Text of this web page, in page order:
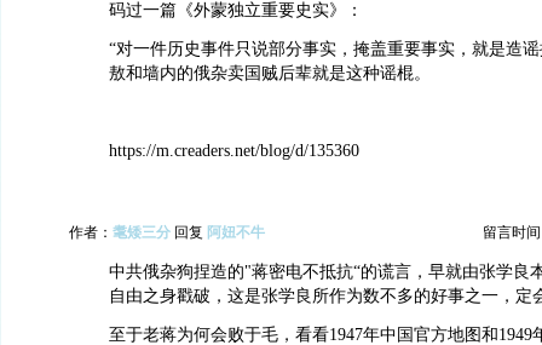
码过一篇《外蒙独立重要史实》：
“对一件历史事件只说部分事实，掩盖重要事实，就是造
敖和墙内的俄杂卖国贼后辈就是这种谣棍。
https://m.creaders.net/blog/d/135360
作者： 耄矮三分 回复 阿妞不牛 留言时间
中共俄杂狗捏造的"蒋密电不抵抗“的谎言，早就由张学良
自由之身戳破，这是张学良所作为数不多的好事之一，定
至于老蒋为何会败于毛，看看1947年中国官方地图和1949